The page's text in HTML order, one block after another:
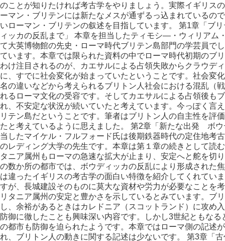
のことが知りたければ考古学をやりましょう。実際イギリス
ーマン・ブリテンには新たなメスが通ずるっ込まれているの
いローマン・ブリテンの叙述を目指しています。 第1章「ブ
ィッカの反乱まで」 本章を担当したティモシ―・ウィリアム
て大英博物館の先史・ローマ時代ブリテン島部門の学芸員で
ています。本章では限られた資料の中でローマ時代初期のブ
わけ注目されるのが、カエサルによる占領失敗からクラウデ
に、すでに社会変化が始まっていたということです。社会変
名の違いなどから考えられるブリトン人社会における混乱（
れるローマ文化の受容です。そしてカエサルによる占領後も
れ、不安定な状況が続いていたと考えています。今っぽく言
リテン島だということです。筆者はブリトン人の自主性を評
たと考えているように思えました。 第2章「新たな出発 ボ
当したマイケル・フルフォード氏は後期鉄器時代の定住地考
のレディング大学の先生です。本章は第１章の続きとして読
タニア属州もローマの急速な拡大が止まり、安定へと舵を切
の数か所の都市では、ボウディッカの反乱により形成された
は違ったイギリスの考古学の面白い特徴を紹介してくれてい
すが、長城建設そのものに莫大な資材や労力が必要なことを
リタニア属州の安定と豊かさを示しているとみています。ブ
し、余裕があるときはカレドニア（スコットランド）に攻め
防御に徹したことも興味深い内容です。しかし3世紀ともな
の都市も防御を迫られたようです。本章ではローマ側の記述
れ、ブリトン人の動きに関する記述は少ないです。 第3章「